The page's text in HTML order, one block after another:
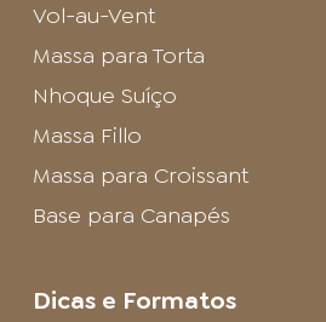
Vol-au-Vent
Massa para Torta
Nhoque Suíço
Massa Fillo
Massa para Croissant
Base para Canapés
Dicas e Formatos